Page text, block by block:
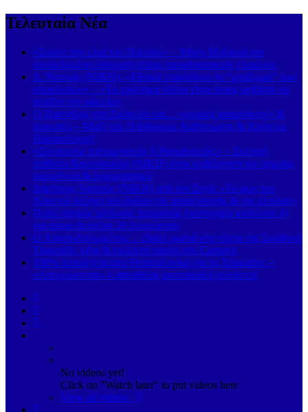
Τελευταία Νέα
«Σώστε την ελιά του Πηλίου!» – Μάχη Μιτζικού για
συνδεδεμένη ενίσχυση στους παραδοσιακούς ελαιώνες
Δ. Νατσιός (ΝΙΚΗ): «Εθνικά επικίνδυνο το “μπάζωμα” των
υποκλοπών» – «Το ερώτημα πλέον είναι ποιος φοβάται να
ανοίξει τον φάκελο»
Ο Πασχάλης στη Σκόπελο για… «χρυσές αναμνήσεις» &
διακοπές – Μαζί του Πρόδρομος Καθηνιώτης & Χρήστος
Παλαιολόγος!
«Σύγχρονος πατριωτισμός ή Ραγιαδισμός;» – Σκληρή
επίθεση Καμπισιούλη (ΝΙΚΗ) στην κυβέρνηση για σημαία,
οικογένεια & δημογραφικό
Δημήτρης Νατσιός (ΝΙΚΗ) από τον Σοχό: «Το φως του
Χριστού δείχνει τον δρόμο της αναγέννησης & της ελπίδας»
Πολύ υψηλός κίνδυνος πυρκαγιάς (κατηγορία κινδύνου 4)
για αύριο Δευτέρα 10 Αυγούστου
Ο Χαριτοδιπλωμένος… έβαλε φωτιά στη νύχτα της Σκιάθου!
Τραγούδι, κέφι & εκλεκτή παρέα στο Carnayo
100% πληρότητα από Θεσσαλονίκη για τις Σποράδες –
«Απογειώνεται» η απευθείας ακτοπλοϊκή σύνδεση!
No videos yet!
Click on "Watch later" to put videos here
View all videos